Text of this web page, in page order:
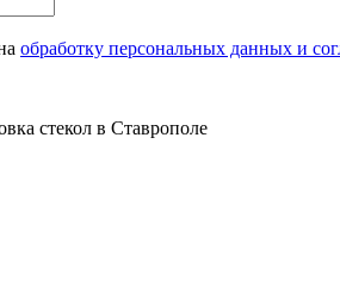
обработку персональных данных и
стекол в Ставрополе